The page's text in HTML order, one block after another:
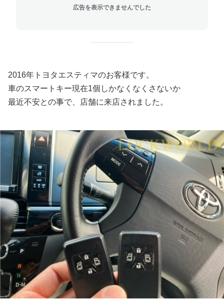
広告を表示できませんでした
2016年トヨタエスティマのお客様です。
車のスマートキー現在1個しかなくなくさないか
最近不安との事で、店舗に来店されました。